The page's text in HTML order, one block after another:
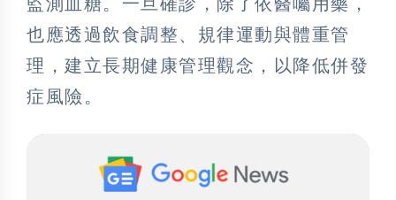
也應透過飲食調整、規律運動與體重管
理，建立長期健康管理觀念，以降低併發
症風險。